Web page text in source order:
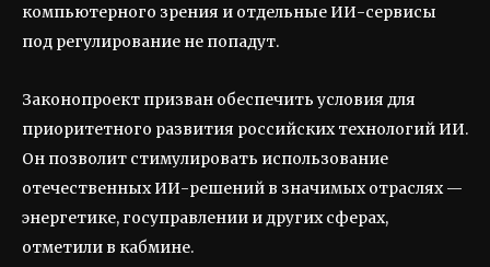
компьютерного зрения и отдельные ИИ-сервисы
под регулирование не попадут.
Законопроект призван обеспечить условия для
приоритетного развития российских технологий ИИ.
Он позволит стимулировать использование
отечественных ИИ-решений в значимых отраслях —
энергетике, госуправлении и других сферах,
отметили в кабмине.